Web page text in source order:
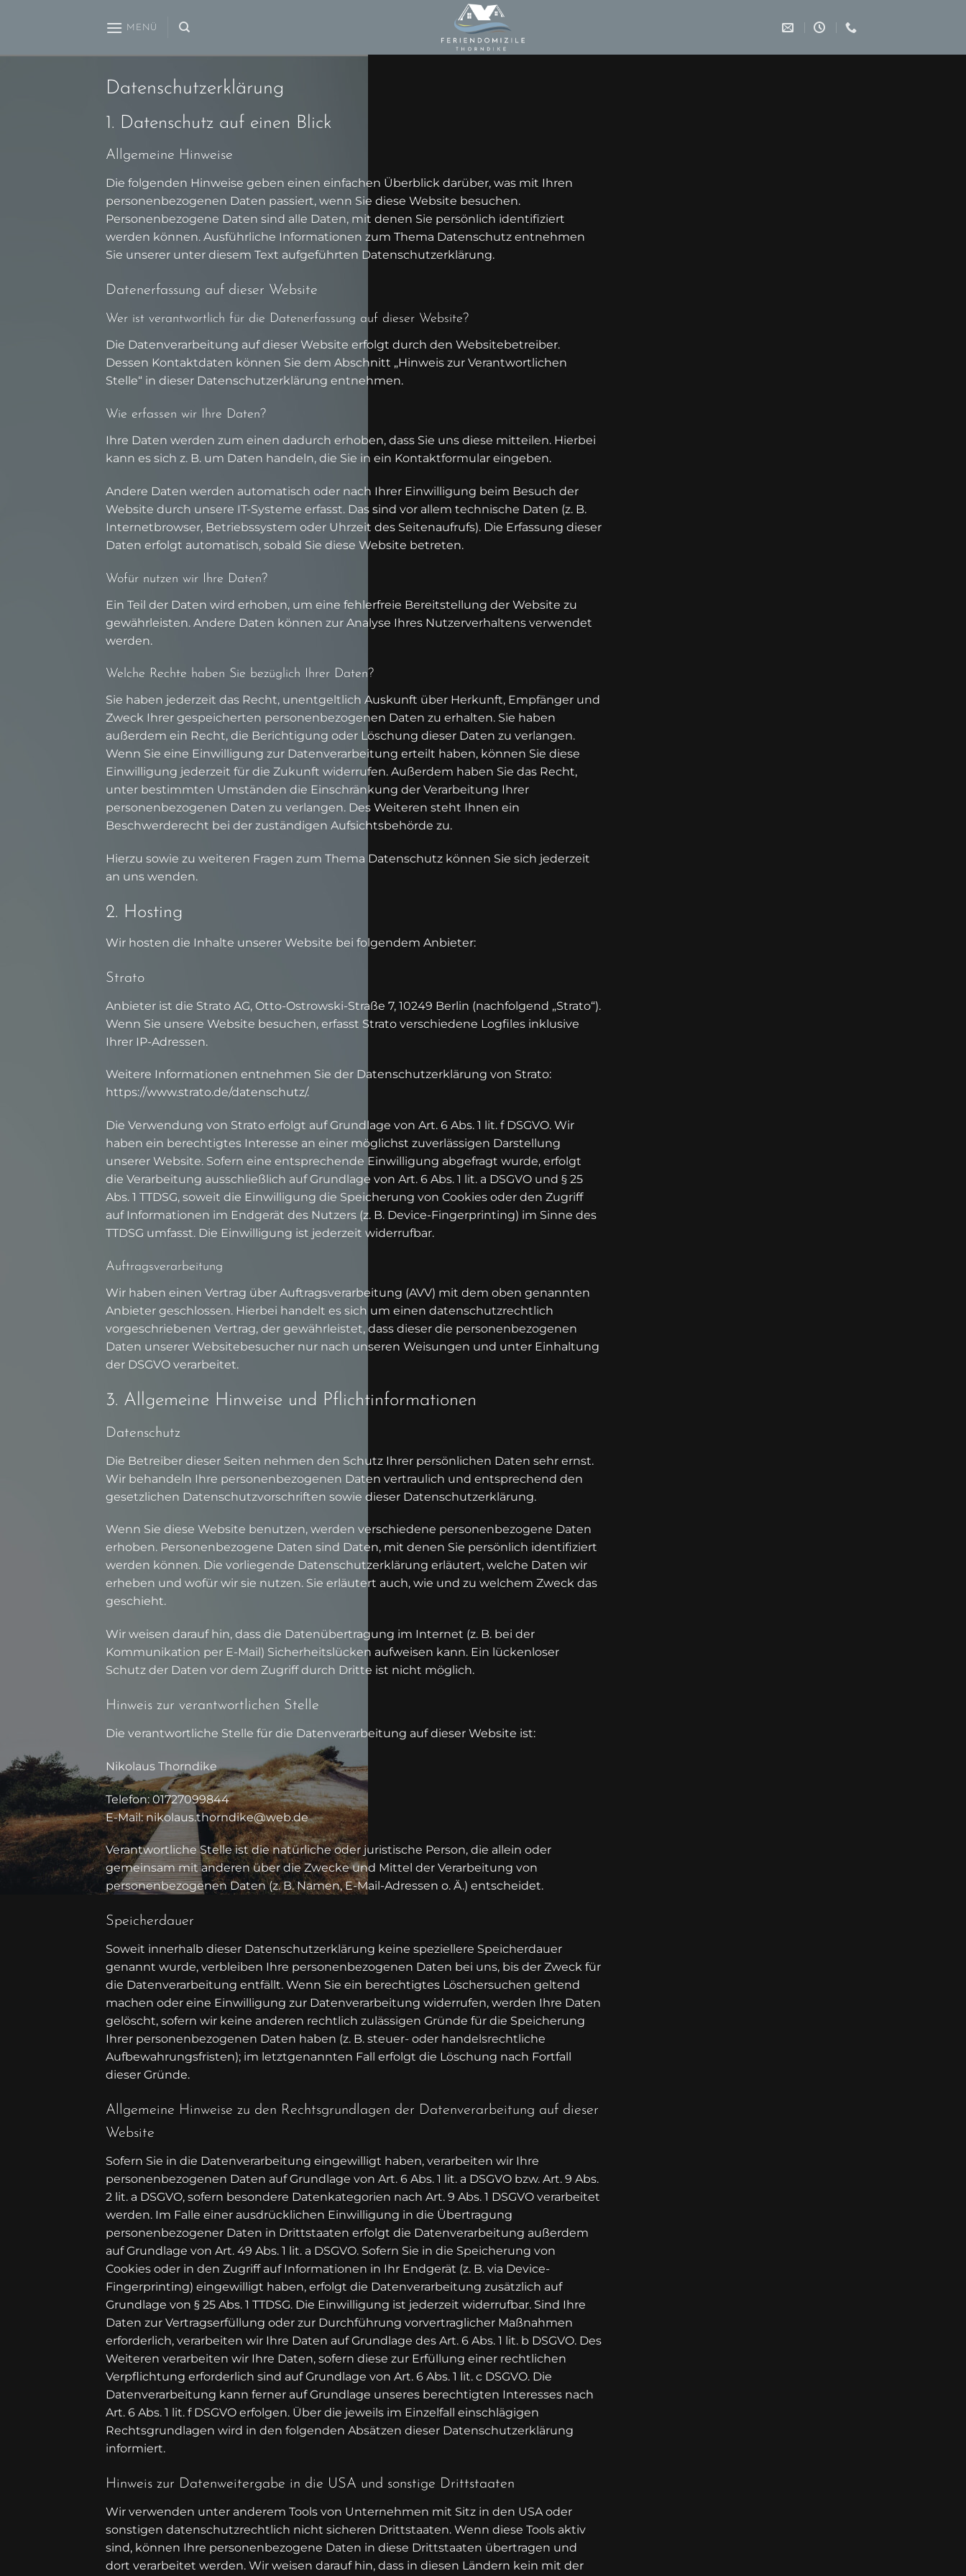
MENÜ
Datenschutz­erklärung
1. Datenschutz auf einen Blick
Allgemeine Hinweise
Die folgenden Hinweise geben einen einfachen Überblick darüber, was mit Ihren
personenbezogenen Daten passiert, wenn Sie diese Website besuchen.
Personenbezogene Daten sind alle Daten, mit denen Sie persönlich identifiziert
werden können. Ausführliche Informationen zum Thema Datenschutz entnehmen
Sie unserer unter diesem Text aufgeführten Datenschutzerklärung.
Datenerfassung auf dieser Website
Wer ist verantwortlich für die Datenerfassung auf dieser Website?
Die Datenverarbeitung auf dieser Website erfolgt durch den Websitebetreiber.
Dessen Kontaktdaten können Sie dem Abschnitt „Hinweis zur Verantwortlichen
Stelle“ in dieser Datenschutzerklärung entnehmen.
Wie erfassen wir Ihre Daten?
Ihre Daten werden zum einen dadurch erhoben, dass Sie uns diese mitteilen. Hierbei
kann es sich z. B. um Daten handeln, die Sie in ein Kontaktformular eingeben.
Andere Daten werden automatisch oder nach Ihrer Einwilligung beim Besuch der
Website durch unsere IT-Systeme erfasst. Das sind vor allem technische Daten (z. B.
Internetbrowser, Betriebssystem oder Uhrzeit des Seitenaufrufs). Die Erfassung dieser
Daten erfolgt automatisch, sobald Sie diese Website betreten.
Wofür nutzen wir Ihre Daten?
Ein Teil der Daten wird erhoben, um eine fehlerfreie Bereitstellung der Website zu
gewährleisten. Andere Daten können zur Analyse Ihres Nutzerverhaltens verwendet
werden.
Welche Rechte haben Sie bezüglich Ihrer Daten?
Sie haben jederzeit das Recht, unentgeltlich Auskunft über Herkunft, Empfänger und
Zweck Ihrer gespeicherten personenbezogenen Daten zu erhalten. Sie haben
außerdem ein Recht, die Berichtigung oder Löschung dieser Daten zu verlangen.
Wenn Sie eine Einwilligung zur Datenverarbeitung erteilt haben, können Sie diese
Einwilligung jederzeit für die Zukunft widerrufen. Außerdem haben Sie das Recht,
unter bestimmten Umständen die Einschränkung der Verarbeitung Ihrer
personenbezogenen Daten zu verlangen. Des Weiteren steht Ihnen ein
Beschwerderecht bei der zuständigen Aufsichtsbehörde zu.
Hierzu sowie zu weiteren Fragen zum Thema Datenschutz können Sie sich jederzeit
an uns wenden.
2. Hosting
Wir hosten die Inhalte unserer Website bei folgendem Anbieter:
Strato
Anbieter ist die Strato AG, Otto-Ostrowski-Straße 7, 10249 Berlin (nachfolgend „Strato“).
Wenn Sie unsere Website besuchen, erfasst Strato verschiedene Logfiles inklusive
Ihrer IP-Adressen.
Weitere Informationen entnehmen Sie der Datenschutzerklärung von Strato:
https://www.strato.de/datenschutz/.
Die Verwendung von Strato erfolgt auf Grundlage von Art. 6 Abs. 1 lit. f DSGVO. Wir
haben ein berechtigtes Interesse an einer möglichst zuverlässigen Darstellung
unserer Website. Sofern eine entsprechende Einwilligung abgefragt wurde, erfolgt
die Verarbeitung ausschließlich auf Grundlage von Art. 6 Abs. 1 lit. a DSGVO und § 25
Abs. 1 TTDSG, soweit die Einwilligung die Speicherung von Cookies oder den Zugriff
auf Informationen im Endgerät des Nutzers (z. B. Device-Fingerprinting) im Sinne des
TTDSG umfasst. Die Einwilligung ist jederzeit widerrufbar.
Auftragsverarbeitung
Wir haben einen Vertrag über Auftragsverarbeitung (AVV) mit dem oben genannten
Anbieter geschlossen. Hierbei handelt es sich um einen datenschutzrechtlich
vorgeschriebenen Vertrag, der gewährleistet, dass dieser die personenbezogenen
Daten unserer Websitebesucher nur nach unseren Weisungen und unter Einhaltung
der DSGVO verarbeitet.
3. Allgemeine Hinweise und Pflicht­informationen
Datenschutz
Die Betreiber dieser Seiten nehmen den Schutz Ihrer persönlichen Daten sehr ernst.
Wir behandeln Ihre personenbezogenen Daten vertraulich und entsprechend den
gesetzlichen Datenschutzvorschriften sowie dieser Datenschutzerklärung.
Wenn Sie diese Website benutzen, werden verschiedene personenbezogene Daten
erhoben. Personenbezogene Daten sind Daten, mit denen Sie persönlich identifiziert
werden können. Die vorliegende Datenschutzerklärung erläutert, welche Daten wir
erheben und wofür wir sie nutzen. Sie erläutert auch, wie und zu welchem Zweck das
geschieht.
Wir weisen darauf hin, dass die Datenübertragung im Internet (z. B. bei der
Kommunikation per E-Mail) Sicherheitslücken aufweisen kann. Ein lückenloser
Schutz der Daten vor dem Zugriff durch Dritte ist nicht möglich.
Hinweis zur verantwortlichen Stelle
Die verantwortliche Stelle für die Datenverarbeitung auf dieser Website ist:
Nikolaus Thorndike
Telefon: 01727099844
E-Mail: nikolaus.thorndike@web.de
Verantwortliche Stelle ist die natürliche oder juristische Person, die allein oder
gemeinsam mit anderen über die Zwecke und Mittel der Verarbeitung von
personenbezogenen Daten (z. B. Namen, E-Mail-Adressen o. Ä.) entscheidet.
Speicherdauer
Soweit innerhalb dieser Datenschutzerklärung keine speziellere Speicherdauer
genannt wurde, verbleiben Ihre personenbezogenen Daten bei uns, bis der Zweck für
die Datenverarbeitung entfällt. Wenn Sie ein berechtigtes Löschersuchen geltend
machen oder eine Einwilligung zur Datenverarbeitung widerrufen, werden Ihre Daten
gelöscht, sofern wir keine anderen rechtlich zulässigen Gründe für die Speicherung
Ihrer personenbezogenen Daten haben (z. B. steuer- oder handelsrechtliche
Aufbewahrungsfristen); im letztgenannten Fall erfolgt die Löschung nach Fortfall
dieser Gründe.
Allgemeine Hinweise zu den Rechtsgrundlagen der Datenverarbeitung auf dieser
Website
Sofern Sie in die Datenverarbeitung eingewilligt haben, verarbeiten wir Ihre
personenbezogenen Daten auf Grundlage von Art. 6 Abs. 1 lit. a DSGVO bzw. Art. 9 Abs.
2 lit. a DSGVO, sofern besondere Datenkategorien nach Art. 9 Abs. 1 DSGVO verarbeitet
werden. Im Falle einer ausdrücklichen Einwilligung in die Übertragung
personenbezogener Daten in Drittstaaten erfolgt die Datenverarbeitung außerdem
auf Grundlage von Art. 49 Abs. 1 lit. a DSGVO. Sofern Sie in die Speicherung von
Cookies oder in den Zugriff auf Informationen in Ihr Endgerät (z. B. via Device-
Fingerprinting) eingewilligt haben, erfolgt die Datenverarbeitung zusätzlich auf
Grundlage von § 25 Abs. 1 TTDSG. Die Einwilligung ist jederzeit widerrufbar. Sind Ihre
Daten zur Vertragserfüllung oder zur Durchführung vorvertraglicher Maßnahmen
erforderlich, verarbeiten wir Ihre Daten auf Grundlage des Art. 6 Abs. 1 lit. b DSGVO. Des
Weiteren verarbeiten wir Ihre Daten, sofern diese zur Erfüllung einer rechtlichen
Verpflichtung erforderlich sind auf Grundlage von Art. 6 Abs. 1 lit. c DSGVO. Die
Datenverarbeitung kann ferner auf Grundlage unseres berechtigten Interesses nach
Art. 6 Abs. 1 lit. f DSGVO erfolgen. Über die jeweils im Einzelfall einschlägigen
Rechtsgrundlagen wird in den folgenden Absätzen dieser Datenschutzerklärung
informiert.
Hinweis zur Datenweitergabe in die USA und sonstige Drittstaaten
Wir verwenden unter anderem Tools von Unternehmen mit Sitz in den USA oder
sonstigen datenschutzrechtlich nicht sicheren Drittstaaten. Wenn diese Tools aktiv
sind, können Ihre personenbezogene Daten in diese Drittstaaten übertragen und
dort verarbeitet werden. Wir weisen darauf hin, dass in diesen Ländern kein mit der